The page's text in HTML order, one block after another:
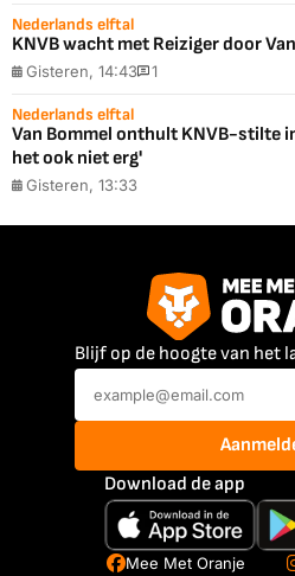
Nederlands elftal
KNVB wacht met Reiziger door
Gisteren, 14:43 1
Nederlands elftal
Van Bommel onthult KNVB-stilte
het ook niet erg'
Gisteren, 13:33
Blijf op de hoogte van het
Download de app
Mee Met Oranje